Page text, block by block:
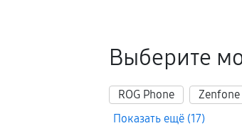
Выберите
ROG Phone Zenfone
Показать ещё (17)